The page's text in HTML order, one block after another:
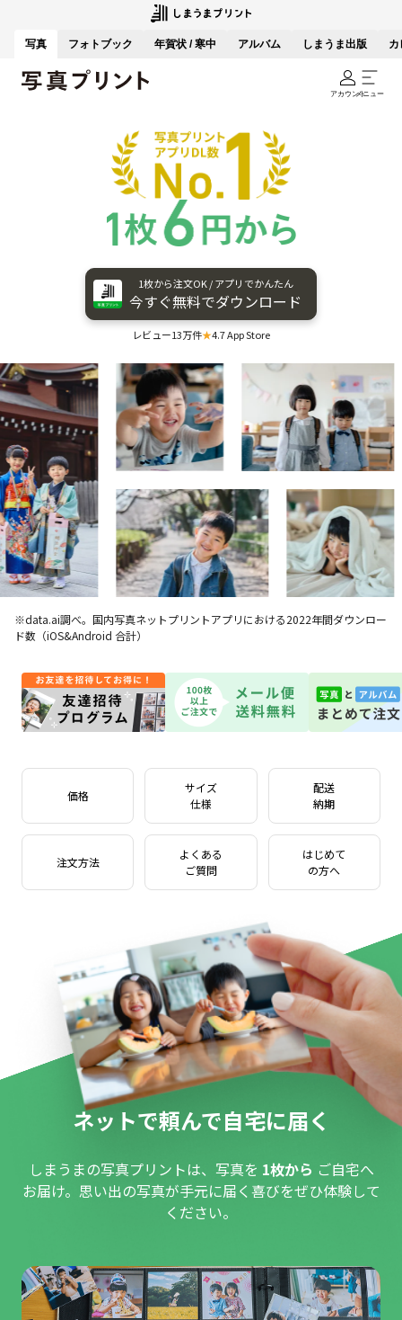
写真 フォトブック 年賀状 / 寒中 アルバム しまうま出版 カ
アカウントメニュー
1枚から​注文OK / アプリで​かんたん
今すぐ​無料で​ダウンロード
レビュー13万件★4.7 App Store
※data.ai調べ。国内写真ネットプリントアプリにおける2022年間ダウンロー
ド数（iOS&Android 合計）
価格
サイズ
仕様
配送
納期
注文方法
よくある
ご質問
はじめて
の方へ
ネットで頼んで自宅に届く
しまうまの写真プリントは、写真を 1枚から ご自宅へ
お届け。思い出の写真が手元に届く喜びをぜひ体験して
ください。